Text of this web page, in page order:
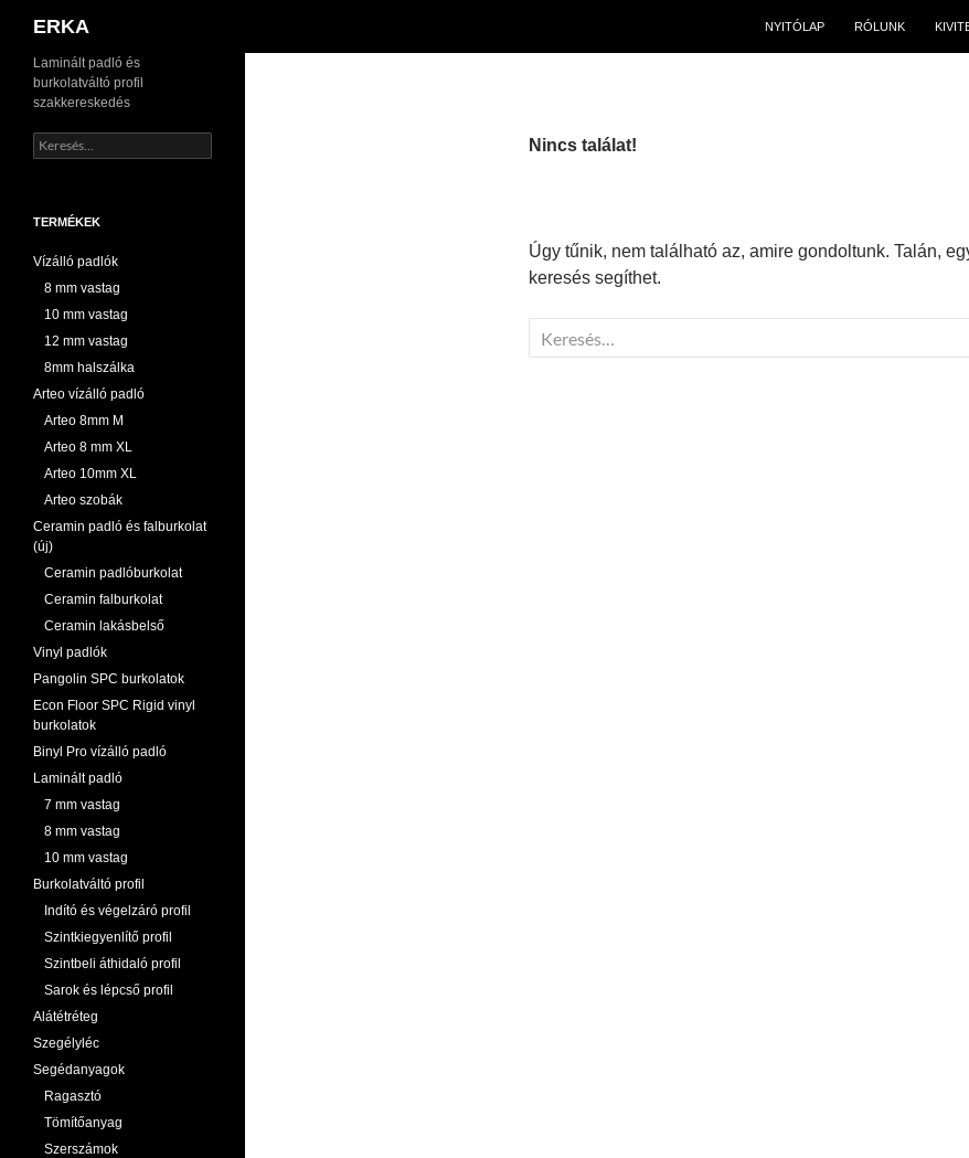
Kilépés
ERKA NYITÓLAP RÓLUNK
Nincs találat!
Úgy tűnik, nem található az, amire gondoltunk. Talán,
keresés segíthet.
Keresés:
Laminált padló és
burkolatváltó profil
szakkereskedés
Keresés:
TERMÉKEK
Vízálló padlók
8 mm vastag
10 mm vastag
12 mm vastag
8mm halszálka
Arteo vízálló padló
Arteo 8mm M
Arteo 8 mm XL
Arteo 10mm XL
Arteo szobák
Ceramin padló és falburkolat
(új)
Ceramin padlóburkolat
Ceramin falburkolat
Ceramin lakásbelső
Vinyl padlók
Pangolin SPC burkolatok
Econ Floor SPC Rigid vinyl
burkolatok
Binyl Pro vízálló padló
Laminált padló
7 mm vastag
8 mm vastag
10 mm vastag
Burkolatváltó profil
Indító és végelzáró profil
Szintkiegyenlítő profil
Szintbeli áthidaló profil
Sarok és lépcső profil
Alátétréteg
Szegélyléc
Segédanyagok
Ragasztó
Tömítőanyag
Szerszámok